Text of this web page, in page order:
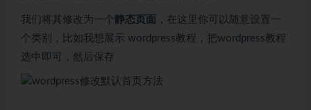
我们将其修改为一个静态页面 ，在这里你可以随意设置一
个类别，比如我想展示 wordpress教程，把wordpress教程
选中即可，然后保存